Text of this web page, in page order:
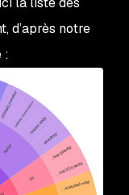
d’après notre
: